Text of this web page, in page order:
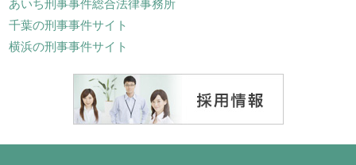
千葉の刑事事件サイト
横浜の刑事事件サイト